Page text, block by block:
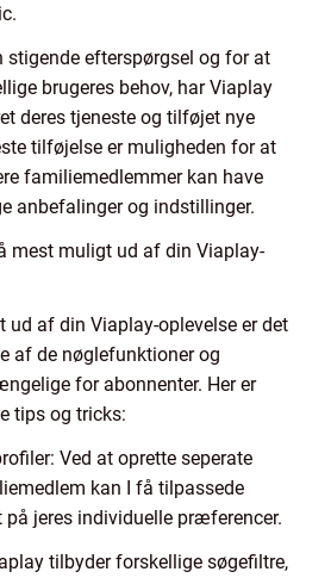
stigende efterspørgsel og for at
brugeres behov, har Viaplay
deres tjeneste og tilføjet nye
tilføjelse er muligheden for at
familiemedlemmer kan have
anbefalinger og indstillinger.
mest muligt ud af din Viaplay-
ud af din Viaplay-oplevelse er det
af de nøglefunktioner og
for abonnenter. Her er
tips og tricks:
Ved at oprette seperate
kan I få tilpassede
på jeres individuelle præferencer.
tilbyder forskellige søgefiltre,